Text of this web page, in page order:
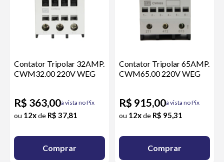
Contator Tripolar 32AMP.
CWM32.00 220V WEG
R$ 363,00à vista no Pix
ou 12xde R$ 37,81
Comprar
Contator Tripolar 65AMP.
CWM65.00 220V WEG
R$ 915,00à vista no Pix
ou 12xde R$ 95,31
Comprar